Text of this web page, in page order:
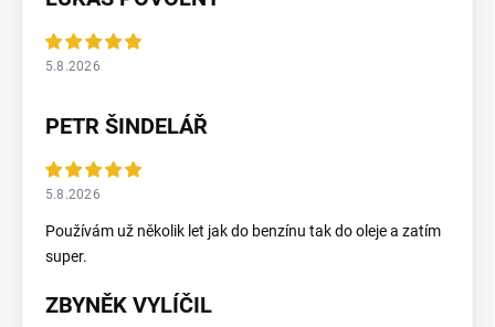
5.8.2026
PETR ŠINDELÁŘ
5.8.2026
Používám už několik let jak do benzínu tak do oleje a zatím
super.
ZBYNĚK VYLÍČIL